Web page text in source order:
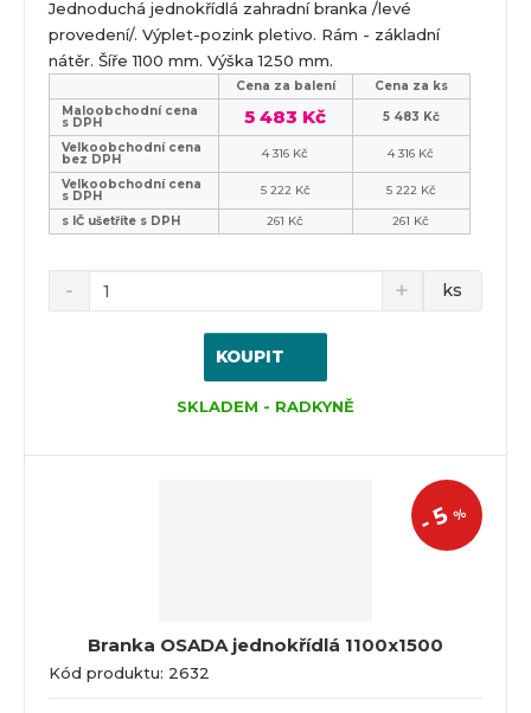
Jednoduchá jednokřídlá zahradní branka /levé
provedení/. Výplet-pozink pletivo. Rám - základní
nátěr. Šíře 1100 mm. Výška 1250 mm.
Cena za balení
Cena za ks
Maloobchodní cena
s DPH 5 483 Kč
5 483 Kč
Velkoobchodní cena
bez DPH 4 316 Kč
4 316 Kč
Velkoobchodní cena
s DPH 5 222 Kč
5 222 Kč
s IČ ušetříte s DPH
261 Kč 261 Kč
ks
KOUPIT
SKLADEM - RADKYNĚ
Branka OSADA jednokřídlá 1100x1500
Kód produktu: 2632
-
5%